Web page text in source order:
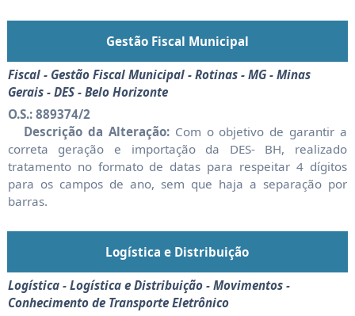
Gestão Fiscal Municipal
Fiscal - Gestão Fiscal Municipal - Rotinas - MG - Minas
Gerais - DES - Belo Horizonte
O.S.: 889374/2
Descrição da Alteração:Com o objetivo de garantir a
correta geração e importação da DES- BH, realizado
tratamento no formato de datas para respeitar 4 dígitos
para os campos de ano, sem que haja a separação por
barras.
Logística e Distribuição
Logística - Logística e Distribuição - Movimentos -
Conhecimento de Transporte Eletrônico